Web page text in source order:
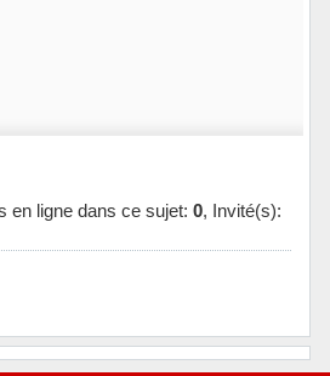
en ligne dans ce sujet: 0, Invité(s):